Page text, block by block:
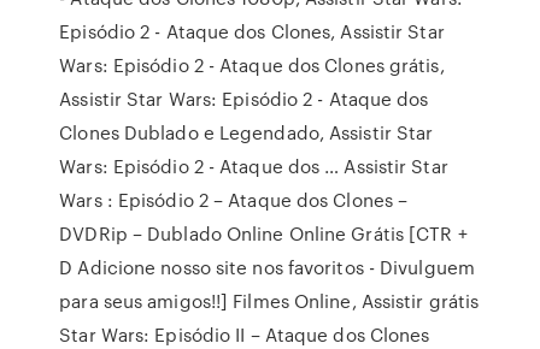
Episódio 2 - Ataque dos Clones, Assistir Star
Wars: Episódio 2 - Ataque dos Clones grátis,
Assistir Star Wars: Episódio 2 - Ataque dos
Clones Dublado e Legendado, Assistir Star
Wars: Episódio 2 - Ataque dos … Assistir Star
Wars : Episódio 2 – Ataque dos Clones –
DVDRip – Dublado Online Online Grátis [CTR +
D Adicione nosso site nos favoritos - Divulguem
para seus amigos!!] Filmes Online, Assistir grátis
Star Wars: Episódio II – Ataque dos Clones